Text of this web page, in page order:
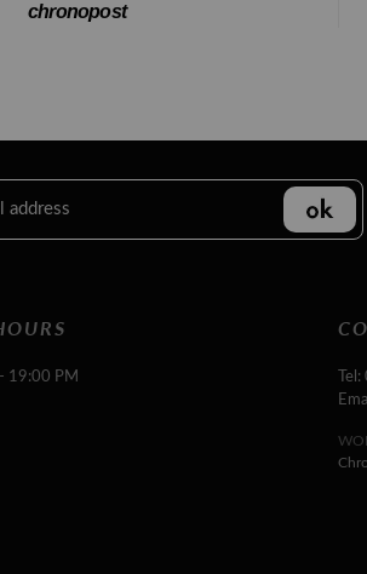
chronopost
19:00 PM